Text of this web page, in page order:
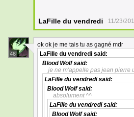
LaFille du vendredi 11/23/
46
ok ok je me tais tu as gagné mdr
LaFille du vendredi said:
Blood Wolfsaid:
je ne m'appelle pas jean pierre
LaFille du vendredisaid:
Blood Wolfsaid:
absolument ^^
LaFille du vendredisaid:
Blood Wolfsaid: